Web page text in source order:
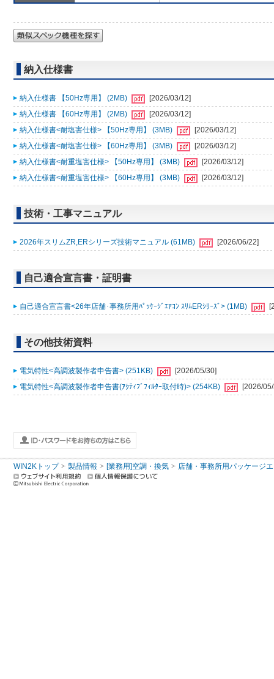
納入仕様書
納入仕様書 【50Hz専用】 (2MB)
[2026/03/12]
納入仕様書 【60Hz専用】 (2MB)
[2026/03/12]
納入仕様書<耐塩害仕様> 【50Hz専用】 (3MB)
[2026/03/12]
納入仕様書<耐塩害仕様> 【60Hz専用】 (3MB)
[2026/03/12]
納入仕様書<耐重塩害仕様> 【50Hz専用】 (3MB)
[2026/03/12]
納入仕様書<耐重塩害仕様> 【60Hz専用】 (3MB)
[2026/03/12]
技術・工事マニュアル
2026年スリムZR,ERシリーズ技術マニュアル (61MB) [2026/06/22]
自己適合宣言書・証明書
自己適合宣言書<26年店舗･事務所用ﾊﾟｯｹｰｼﾞｴｱｺﾝ ｽﾘﾑERｼﾘｰｽﾞ> (1MB)
その他技術資料
電気特性<高調波製作者申告書> (251KB)
[2026/05/30]
電気特性<高調波製作者申告書(ｱｸﾃｨﾌﾞﾌｨﾙﾀｰ取付時)> (254KB)
[2026/
WIN2Kトップ 製品情報 [業務用]空調・換気 店舗・事務所用パッケージ